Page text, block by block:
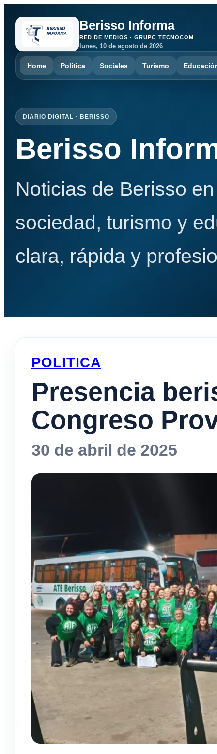
Berisso Informa
RED DE MEDIOS · GRUPO TECNOCOM
lunes, 10 de agosto de 2026
Home Política Sociales Turismo
DIARIO DIGITAL · BERISSO
Berisso
Noticias de Berisso
sociedad, turismo y
clara, rápida y
POLITICA
Presencia
Congreso
30 de abril de 2025